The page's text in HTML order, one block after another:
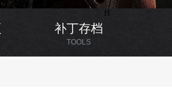
ff
补丁存档
TOOLS